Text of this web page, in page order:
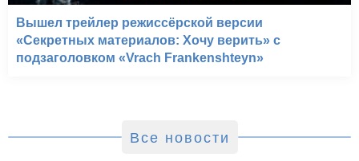
Вышел трейлер режиссёрской версии
«Секретных материалов: Хочу верить» с
подзаголовком «Vrach Frankenshteyn»
Все новости